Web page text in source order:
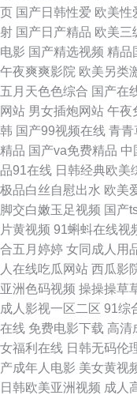
色黑丝 WWW色天使网站
97论坛视频播放 黑丝亚洲
色色亚洲自拍 国产精品有
口 AV在线搬运工 怡红院综
国 91偷拍视频 欧洲操逼AV
国产三级级片在线播放 a
av 国产精品爽爽v 97成人
线视频91 av资源网第一页
线 日韩免费一级tv 极品美
畜 91另类视频在线观看
页 国产日韩性爱 欧美性
射 国产日产精品 欧美三
电影 国产精选视频 精品
午夜爽爽影院 欧美另类
五月天色色综合 国产在
网站 男女插炮网站 午夜
韩 国产99视频在线 青青
精品 国产va免费精品 中
品91在线 日韩经典欧美
极品白丝自慰出水 欧美
脚交白嫩玉足视频 国产
片黄视频 91蝌蚪在线视
合五月婷婷 女同成人用
人在线吃瓜网站 西瓜影
亚洲色码视频 操操操草
成人影视一区二区 91综
在线 免费电影下载 高清
女福利在线 日韩无码伦
产成年人电影 美女黄视
日韩欧美亚洲视频 成人